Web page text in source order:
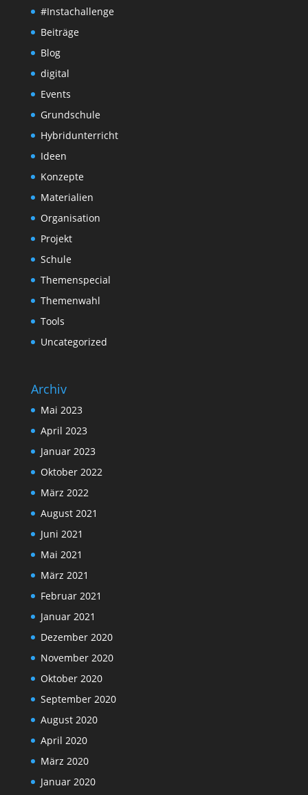
#Instachallenge
Beiträge
Blog
digital
Events
Grundschule
Hybridunterricht
Ideen
Konzepte
Materialien
Organisation
Projekt
Schule
Themenspecial
Themenwahl
Tools
Uncategorized
Archiv
Mai 2023
April 2023
Januar 2023
Oktober 2022
März 2022
August 2021
Juni 2021
Mai 2021
März 2021
Februar 2021
Januar 2021
Dezember 2020
November 2020
Oktober 2020
September 2020
August 2020
April 2020
März 2020
Januar 2020